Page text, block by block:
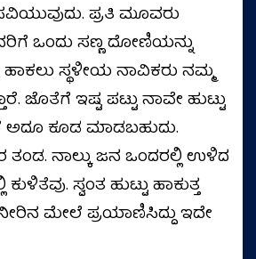
ಪ್ರತಿ ಮೂವರು
ಒಂದು ಸಣ್ಣ ದೋಣಿಯನ್ನು
ಹಾಕಲು ಸ್ಥಳೀಯ ನಾವಿಕರು ನಮ್ಮ
ಜೊತೆಗೆ ಇಷ್ಟ ಪಟ್ಟು ನಾವೇ ಹುಟ್ಟು
ಅದೂ ಕೂಡ ಮಾಡಬಹುದು.
ತಂಡ. ನಾಲ್ಕು ಜನ ಒಂದರಲ್ಲಿ ಉಳಿದ
ಸ್ವಂತ ಹುಟ್ಟು ಹಾಕುತ್ತ
ಮೇಲೆ ಪ್ರಯಾಣಿಸಿದ್ದು ಇದೇ